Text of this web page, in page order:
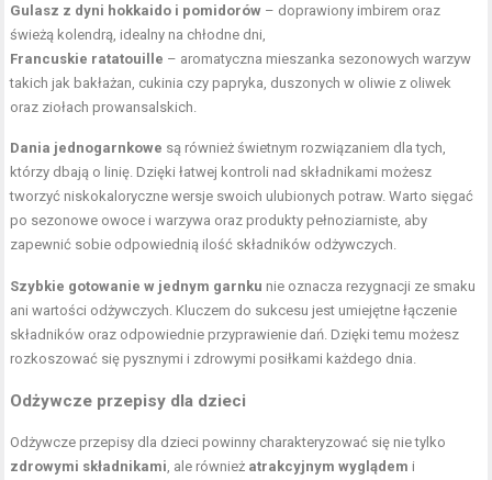
Gulasz z dyni hokkaido i pomidorów – doprawiony imbirem oraz
świeżą kolendrą, idealny na chłodne dni,
Francuskie ratatouille – aromatyczna mieszanka sezonowych warzyw
takich jak bakłażan, cukinia czy papryka, duszonych w oliwie z oliwek
oraz ziołach prowansalskich.
Dania jednogarnkowe są również świetnym rozwiązaniem dla tych,
którzy dbają o linię. Dzięki łatwej kontroli nad składnikami możesz
tworzyć niskokaloryczne wersje swoich ulubionych potraw. Warto sięgać
po sezonowe owoce i warzywa oraz produkty pełnoziarniste, aby
zapewnić sobie odpowiednią ilość składników odżywczych.
Szybkie gotowanie w jednym garnku nie oznacza rezygnacji ze smaku
ani wartości odżywczych. Kluczem do sukcesu jest umiejętne łączenie
składników oraz odpowiednie przyprawienie dań. Dzięki temu możesz
rozkoszować się pysznymi i zdrowymi posiłkami każdego dnia.
Odżywcze przepisy dla dzieci
Odżywcze przepisy dla dzieci powinny charakteryzować się nie tylko
zdrowymi składnikami , ale również atrakcyjnym wyglądem i